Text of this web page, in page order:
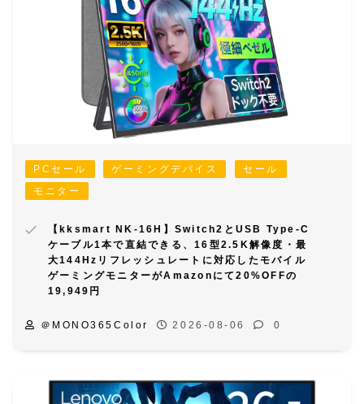
PCセール ゲーミングデバイス
セール
モニター
【kksmart NK-16H】Switch2とUSB Type-C
ケーブル1本で直結できる、16型2.5K解像度・最
大144Hzリフレッシュレートに対応したモバイル
ゲーミングモニターがAmazonにて20%OFFの
19,949円
＠MONO365Color 2026-08-06 0